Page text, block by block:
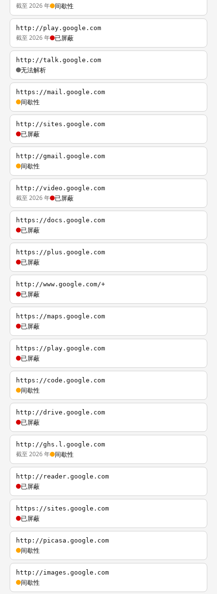
截至 2026 年 间歇性
http://play.google.com
截至 2026 年 已屏蔽
http://talk.google.com
无法解析
https://mail.google.com
间歇性
http://sites.google.com
已屏蔽
http://gmail.google.com
间歇性
http://video.google.com
截至 2026 年 已屏蔽
https://docs.google.com
已屏蔽
https://plus.google.com
已屏蔽
http://www.google.com/+
已屏蔽
https://maps.google.com
已屏蔽
https://play.google.com
已屏蔽
https://code.google.com
间歇性
http://drive.google.com
已屏蔽
http://ghs.l.google.com
截至 2026 年 间歇性
http://reader.google.com
已屏蔽
https://sites.google.com
已屏蔽
http://picasa.google.com
间歇性
http://images.google.com
间歇性